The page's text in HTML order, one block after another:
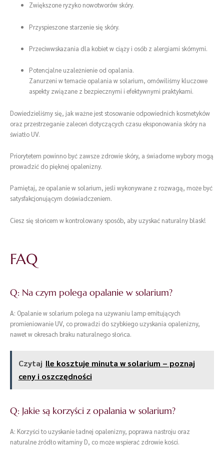
Zwiększone ryzyko nowotworów skóry.
Przyspieszone starzenie się skóry.
Przeciwwskazania dla kobiet w ciąży i osób z alergiami skórnymi.
Potencjalne uzależnienie od opalania.
Zanurzeni w temacie opalania w solarium, omówiliśmy kluczowe
aspekty związane z bezpiecznymi i efektywnymi praktykami.
Dowiedzieliśmy się, jak ważne jest stosowanie odpowiednich kosmetyków
oraz przestrzeganie zaleceń dotyczących czasu eksponowania skóry na
światło UV.
Priorytetem powinno być zawsze zdrowie skóry, a świadome wybory mogą
prowadzić do pięknej opalenizny.
Pamiętaj, że opalanie w solarium, jeśli wykonywane z rozwagą, może być
satysfakcjonującym doświadczeniem.
Ciesz się słońcem w kontrolowany sposób, aby uzyskać naturalny blask!
FAQ
Q: Na czym polega opalanie w solarium?
A: Opalanie w solarium polega na używaniu lamp emitujących
promieniowanie UV, co prowadzi do szybkiego uzyskania opalenizny,
nawet w okresach braku naturalnego słońca.
Czytaj Ile kosztuje minuta w solarium – poznaj
ceny i oszczędności
Q: Jakie są korzyści z opalania w solarium?
A: Korzyści to uzyskanie ładnej opalenizny, poprawa nastroju oraz
naturalne źródło witaminy D, co może wspierać zdrowie kości.